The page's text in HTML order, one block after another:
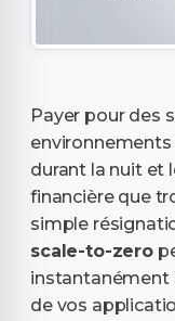
Payer pour des
durant la nuit et
financière que
simple
scale-to-zero
instantanément
de vos